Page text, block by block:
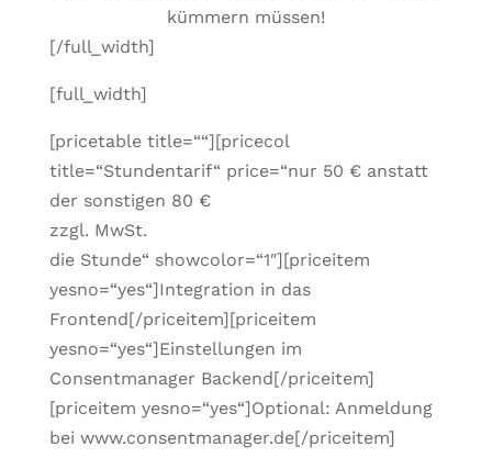
kümmern müssen!
[/full_width]
[full_width]
[pricetable title=““][pricecol
title=“Stundentarif“ price=“nur 50 € anstatt
der sonstigen 80 €
zzgl. MwSt.
die Stunde“ showcolor=“1″][priceitem
yesno=“yes“]Integration in das
Frontend[/priceitem][priceitem
yesno=“yes“]Einstellungen im
Consentmanager Backend[/priceitem]
[priceitem yesno=“yes“]Optional: Anmeldung
bei www.consentmanager.de[/priceitem]